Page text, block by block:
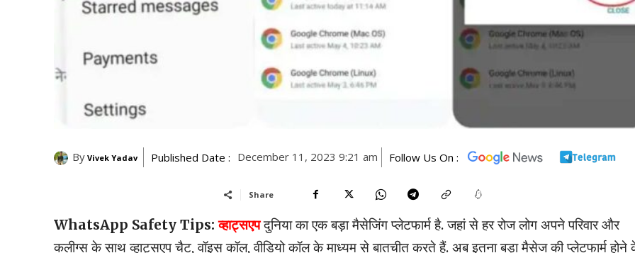
By Vivek Yadav Published Date : December 11, 2023 9:21 am Follow Us On :
Share
WhatsApp Safety Tips: व्हाट्सएपदुनिया का एक बड़ा मैसेजिंग प्लेटफार्म है. जहां से हर रोज लोग अपने परिवार और
कलीग्स के साथ व्हाट्सएप चैट, वॉइस कॉल, वीडियो कॉल के माध्यम से बातचीत करते हैं. अब इतना बड़ा मैसेज की प्लेटफार्म होने